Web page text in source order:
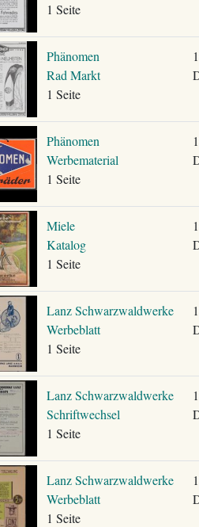
1 Seite
Phänomen
Rad Markt
1 Seite
Phänomen
Werbematerial
1 Seite
Miele
Katalog
1 Seite
Lanz Schwarzwaldwerke
Werbeblatt
1 Seite
Lanz Schwarzwaldwerke
Schriftwechsel
1 Seite
Lanz Schwarzwaldwerke
Werbeblatt
1 Seite